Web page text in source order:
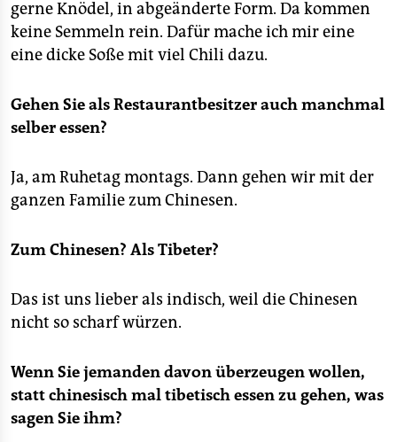
gerne Knödel, in abgeänderte Form. Da kommen
keine Semmeln rein. Dafür mache ich mir eine
eine dicke Soße mit viel Chili dazu.
Gehen Sie als Restaurantbesitzer auch manchmal
selber essen?
Ja, am Ruhetag montags. Dann gehen wir mit der
ganzen Familie zum Chinesen.
Zum Chinesen? Als Tibeter?
Das ist uns lieber als indisch, weil die Chinesen
nicht so scharf würzen.
Wenn Sie jemanden davon überzeugen wollen,
statt chinesisch mal tibetisch essen zu gehen, was
sagen Sie ihm?